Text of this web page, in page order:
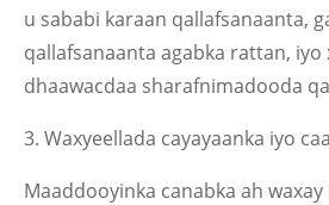
u sababi karaan qallafsanaanta,
qallafsanaanta agabka rattan, iyo
dhaawacdaa sharafnimadooda
3. Waxyeellada cayayaanka iyo
Maaddooyinka canabka ah